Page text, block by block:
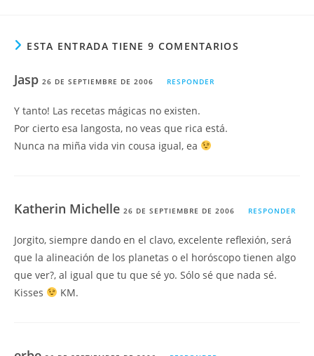
ESTA ENTRADA TIENE 9 COMENTARIOS
Jasp 26 DE SEPTIEMBRE DE 2006 RESPONDER
Y tanto! Las recetas mágicas no existen.
Por cierto esa langosta, no veas que rica está.
Nunca na miña vida vin cousa igual, ea
Katherin Michelle 26 DE SEPTIEMBRE DE 2006 RESPONDER
Jorgito, siempre dando en el clavo, excelente reflexión, será
que la alineación de los planetas o el horóscopo tienen algo
que ver?, al igual que tu que sé yo. Sólo sé que nada sé.
Kisses
KM.